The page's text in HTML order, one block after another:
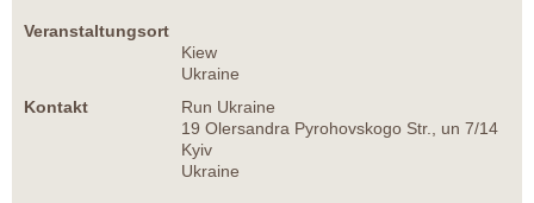
Veranstaltungsort
Kiew
Ukraine
Kontakt
Run Ukraine
19 Olersandra Pyrohovskogo Str., un 7/14
Kyiv
Ukraine